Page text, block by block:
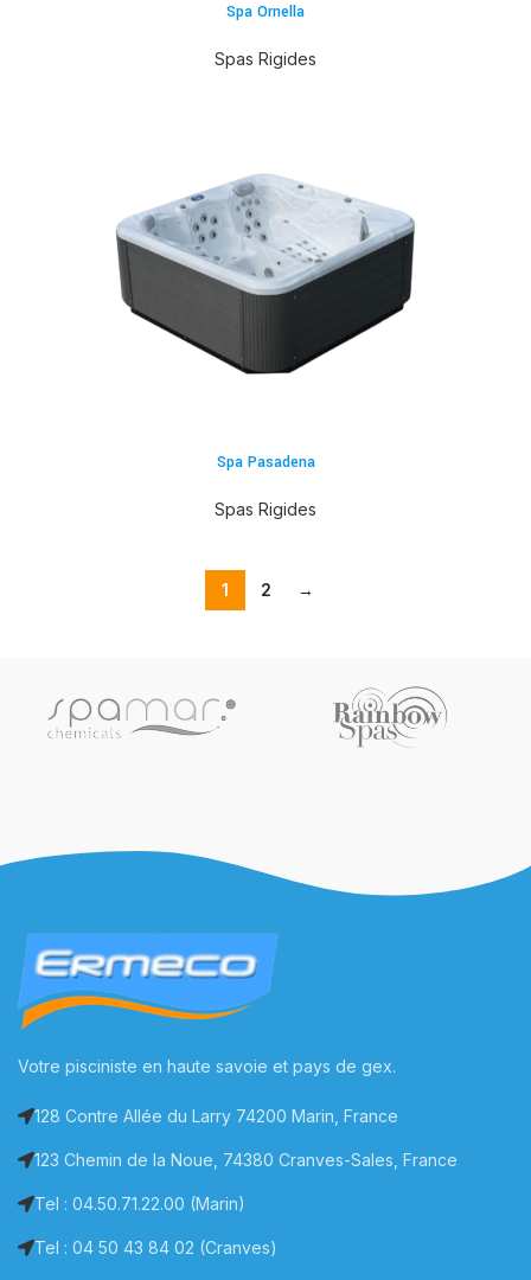
Spa Ornella
Spas Rigides
Spa Pasadena
Spas Rigides
1 2 →
Votre pisciniste en haute savoie et pays de gex.
128 Contre Allée du Larry 74200 Marin, France
123 Chemin de la Noue, 74380 Cranves-Sales, France
Tel : 04.50.71.22.00 (Marin)
Tel : 04 50 43 84 02 (Cranves)